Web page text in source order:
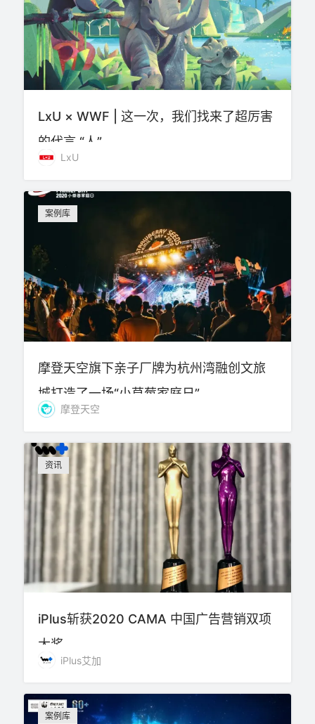
LxU × WWF | 这一次，我们找来了超厉害
的代言 “人”
LxU
案例库
摩登天空旗下亲子厂牌为杭州湾融创文旅
城打造了一场“小草莓家庭日”
摩登天空
资讯
iPlus斩获2020 CAMA 中国广告营销双项
大奖
iPlus艾加
案例库